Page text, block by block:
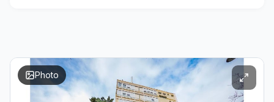
Photo